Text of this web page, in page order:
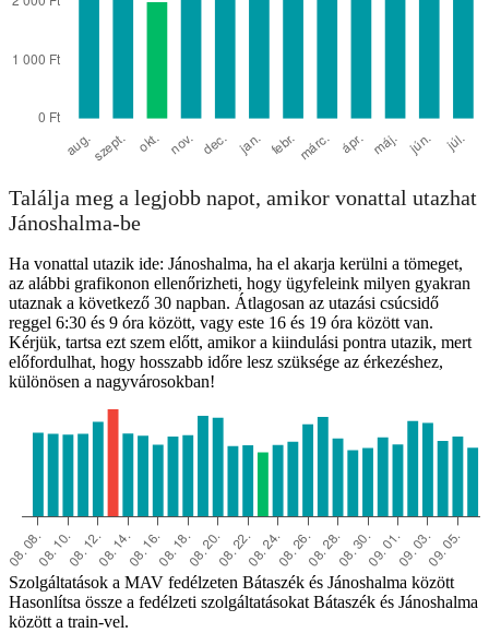
Találja meg a legjobb napot, amikor vonattal utazhat
Jánoshalma-be
Ha vonattal utazik ide: Jánoshalma, ha el akarja kerülni a tömeget,
az alábbi grafikonon ellenőrizheti, hogy ügyfeleink milyen gyakran
utaznak a következő 30 napban. Átlagosan az utazási csúcsidő
reggel 6:30 és 9 óra között, vagy este 16 és 19 óra között van.
Kérjük, tartsa ezt szem előtt, amikor a kiindulási pontra utazik, mert
előfordulhat, hogy hosszabb időre lesz szüksége az érkezéshez,
különösen a nagyvárosokban!
Szolgáltatások a MAV fedélzeten Bátaszék és Jánoshalma között
Hasonlítsa össze a fedélzeti szolgáltatásokat Bátaszék és Jánoshalma
között a train-vel.